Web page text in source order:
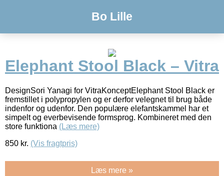
Bo Lille
Elephant Stool Black – Vitra
DesignSori Yanagi for VitraKonceptElephant Stool Black er
fremstillet i polypropylen og er derfor velegnet til brug både
indenfor og udenfor. Den populære elefantskammel har et
simpelt og everbevisende formsprog. Kombineret med den
store funktiona (Læs mere)
850 kr. (Vis fragtpris)
Læs mere »